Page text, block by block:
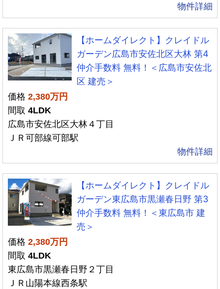
物件詳細
【ホームダイレクト】クレイドル
ガーデン広島市安佐北区大林 第4
仲介手数料 無料！＜広島市安佐北
区 建売＞
価格 2,380万円
間取 4LDK
広島市安佐北区大林４丁目
ＪＲ可部線可部駅
物件詳細
【ホームダイレクト】クレイドル
ガーデン東広島市黒瀬春日野 第3
仲介手数料 無料！＜東広島市 建
売＞
価格 2,380万円
間取 4LDK
東広島市黒瀬春日野２丁目
ＪＲ山陽本線西条駅